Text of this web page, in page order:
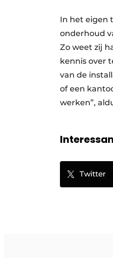
In het eigen
onderhoud
Zo weet zij
kennis over
van de
of een
werken”,
Twitter